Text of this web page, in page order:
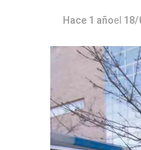
Hace 1 añoel 18/